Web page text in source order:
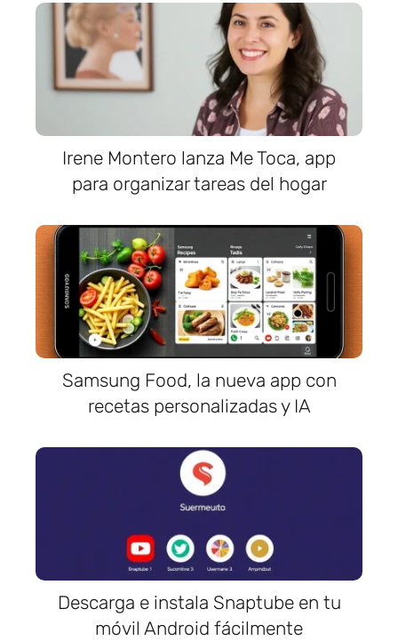
Irene Montero lanza Me Toca, app
para organizar tareas del hogar
Samsung Food, la nueva app con
recetas personalizadas y IA
Descarga e instala Snaptube en tu
móvil Android fácilmente